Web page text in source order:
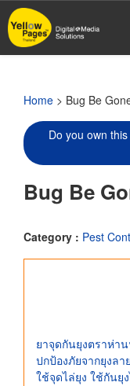
Skip
to
main
Home > Bug Be
Do you own
Bug Be
Category : Pest
ยาจุดกันยุงตราห่า
ปกป้องภัยจากยุงล
ใช้จุดไล่ยุง ใช้กันยุ